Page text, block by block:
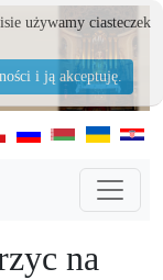
na
używamy ciasteczek
i ją akceptuję.